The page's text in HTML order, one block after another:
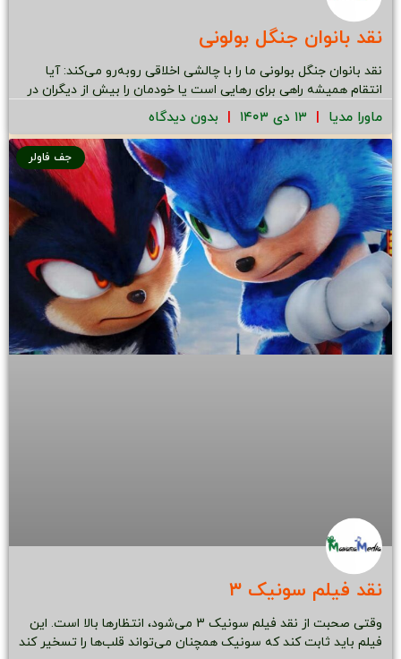
نقد بانوان جنگل بولونی
نقد بانوان جنگل بولونی ما را با چالشی اخلاقی روبه‌رو می‌کند: آیا
انتقام همیشه راهی برای رهایی است یا خودمان را بیش از دیگران در
ماورا مدیا بدون دیدگاه
جف فاولر
نقد فیلم سونیک ۳
وقتی صحبت از نقد فیلم سونیک 3 می‌شود، انتظارها بالا است. این
فیلم باید ثابت کند که سونیک همچنان می‌تواند قلب‌ها را تسخیر کند